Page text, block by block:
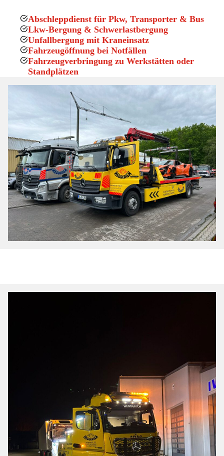
Abschleppdienst für Pkw, Transporter & Bus
Lkw-Bergung & Schwerlastbergung
Unfallbergung mit Kraneinsatz
Fahrzeugöffnung bei Notfällen
Fahrzeugverbringung zu Werkstätten oder
Standplätzen